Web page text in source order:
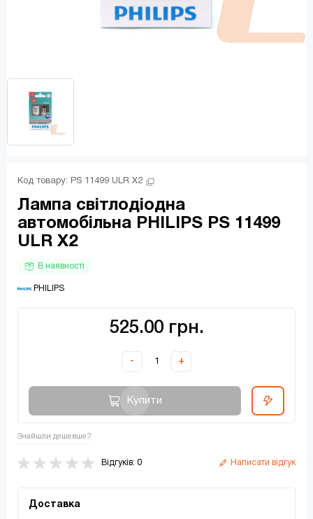
Код товару: PS 11499 ULR X2
Лампа світлодіодна
автомобільна PHILIPS PS 11499
ULR X2
В наявності
PHILIPS
525.00 грн.
- +
Купити
Знайшли дешевше?
Відгуків: 0 Написати відгук
Доставка